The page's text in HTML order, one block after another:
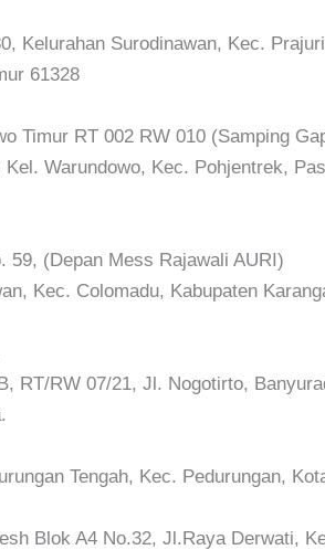
Kelurahan Surodinawan, Kec.
61328
Timur RT 002 RW 010 (Samping
Kel. Warundowo, Kec. Pohjentrek,
59, (Depan Mess Rajawali AURI)
Kec. Colomadu, Kabupaten
RT/RW 07/21, Jl. Nogotirto,
Tengah, Kec. Pedurungan,
Blok A4 No.32, Jl.Raya Derwati,